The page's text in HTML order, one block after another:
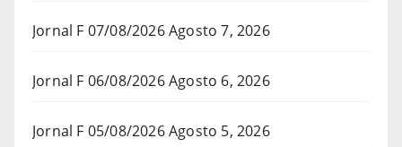
Jornal F 07/08/2026Agosto 7, 2026
Jornal F 06/08/2026Agosto 6, 2026
Jornal F 05/08/2026Agosto 5, 2026